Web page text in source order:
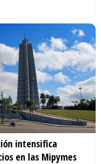
intensifica
en las Mipymes